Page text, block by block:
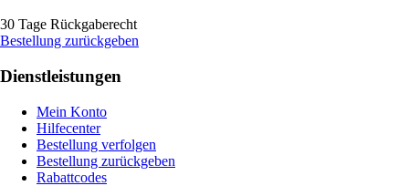
30 Tage Rückgaberecht
Bestellung zurückgeben
Dienstleistungen
Mein Konto
Hilfecenter
Bestellung verfolgen
Bestellung zurückgeben
Rabattcodes